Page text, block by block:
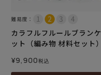
難易度：
カラフルフルールブランケ
ット（編み物 材料セット）
¥9,900税込